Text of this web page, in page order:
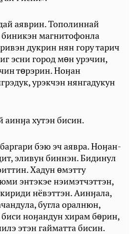
аяврин. Тополиннай
магнитофонла
дукрин нян гору тарич
эсни город мɵн урэчин,
тɵрэрин. Ноӈан
урэкчэн нянгадукун
хутэн бисин.
бэю эч аявра. Ноӈан-
эливун биннэн. Бидинул
Хадун ɵмэтту
энтэкэе нэимэтчэттэн,
нёвэттэн. Аинӈала,
бугла оралнюн,
ноӈандун хирам бɵрин,
этэн гайматта бисин.